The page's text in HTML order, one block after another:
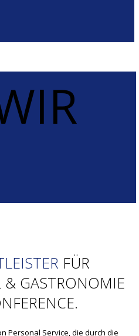
FÜR
& GASTRONOMIE
Personal Service, die durch die